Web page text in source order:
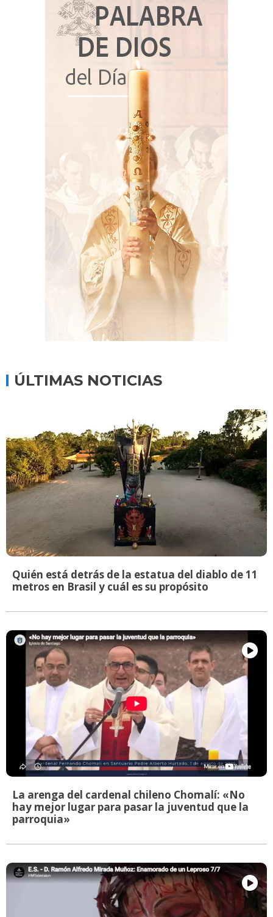
ÚLTIMAS NOTICIAS
Quién está detrás de la estatua del diablo de 11
metros en Brasil y cuál es su propósito
La arenga del cardenal chileno Chomalí: «No
hay mejor lugar para pasar la juventud que la
parroquia»